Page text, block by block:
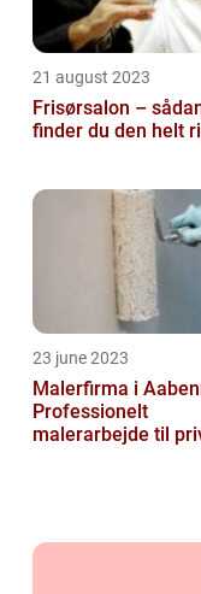
21 august 2023
Frisørsalon –
finder du den helt
23 june 2023
Malerfirma i
Professionelt
malerarbejde til